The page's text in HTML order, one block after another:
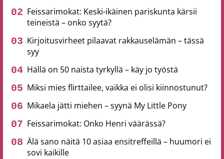
Feissarimokat: Keski-ikäinen pariskunta kärsii
teineistä – onko syytä?
Kirjoitusvirheet pilaavat rakkauselämän – tässä
syy
Hällä on 50 naista tyrkyllä – käy jo työstä
Miksi mies flirttailee, vaikka ei olisi kiinnostunut?
Mikaela jätti miehen – syynä My Little Pony
Feissarimokat: Onko Henri väärässä?
Älä sano näitä 10 asiaa ensitreffeillä – huumori ei
sovi kaikille